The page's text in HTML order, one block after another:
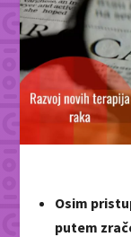
Osim
putem